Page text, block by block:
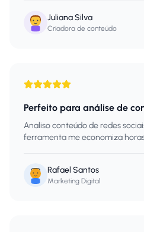
Juliana Silva
Criadora de conteúdo
Perfeito para análise de
Analiso conteúdo de redes
ferramenta me economiza
Rafael Santos
Marketing Digital